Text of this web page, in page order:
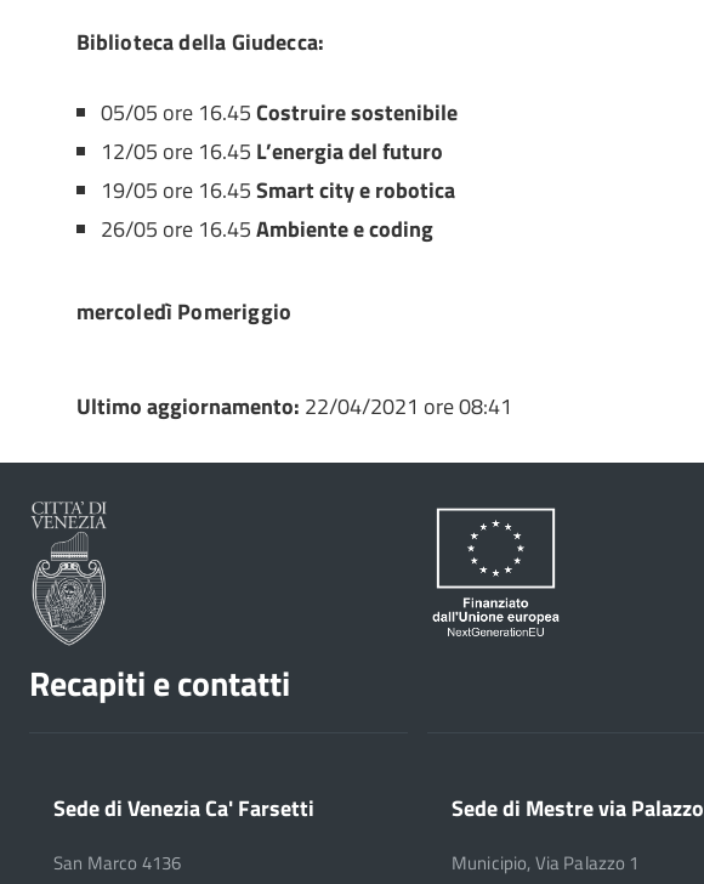
Biblioteca della Giudecca:
05/05 ore 16.45Costruire sostenibile
12/05 ore 16.45 L’energia del futuro
19/05 ore 16.45Smart city e robotica
26/05 ore 16.45Ambiente e coding
mercoledì Pomeriggio
Ultimo aggiornamento: 22/04/2021 ore 08:41
Recapiti e contatti
Sede di Venezia Ca' Farsetti
San Marco 4136
Sede di Mestre via Palazzo
Municipio, Via Palazzo 1